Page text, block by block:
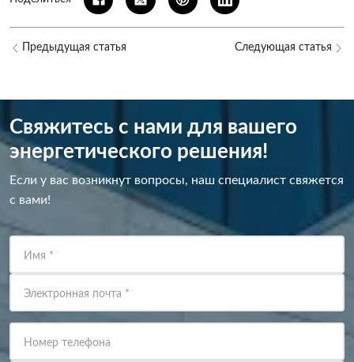
Предыдущая статья Следующая статья
Свяжитесь с нами для вашего
энергетического решения!
Если у вас возникнут вопросы, наш специалист свяжется
с вами!
Имя *
Электронная почта *
Номер телефона